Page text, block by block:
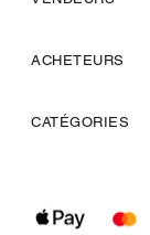
ACHETEURS
CATÉGORIES